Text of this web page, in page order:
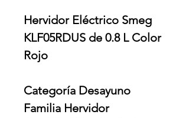
Hervidor Eléctrico Smeg
KLF05RDUS de 0.8 L Color
Rojo
Categoría Desayuno
Familia Hervidor